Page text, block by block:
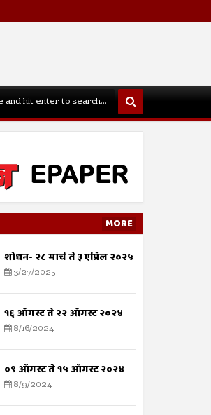
MORE
शोधन- २८ मार्च ते ३ एप्रिल २०२५
3/27/2025
१६ ऑगस्ट ते २२ ऑगस्ट २०२४
8/16/2024
०९ ऑगस्ट ते १५ ऑगस्ट २०२४
8/9/2024